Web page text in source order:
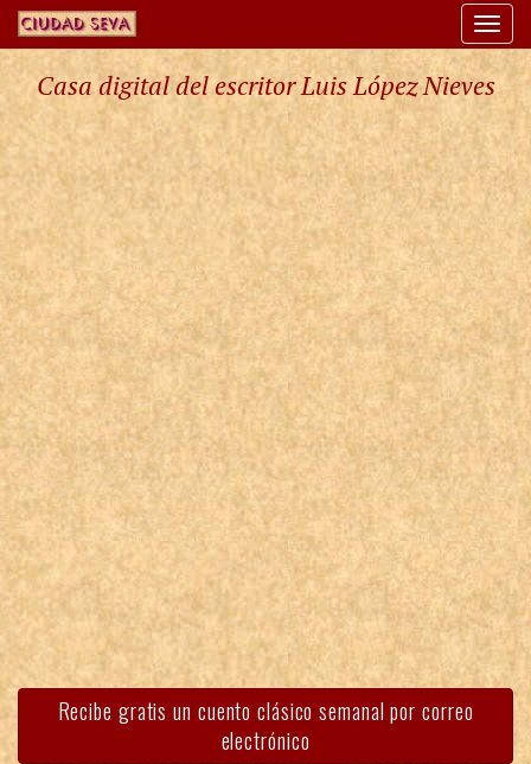
Casa digital del escritor Luis López Nieves
Recibe gratis un cuento clásico semanal por correo
electrónico